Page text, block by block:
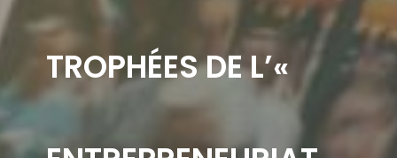
TROPHÉES DE L’«